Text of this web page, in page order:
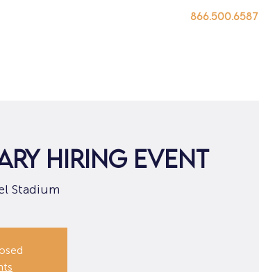
866.500.6587
Hiring Event
Stadium